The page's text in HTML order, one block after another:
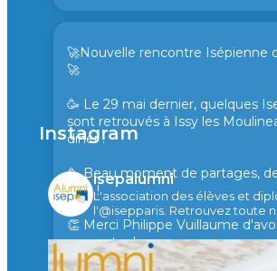
🚀Nouvelle rencontre Isépienne
🚀
🥳 Le 29 mai dernier, quelques
sont retrouvés à Issy les
diner !
🥳 Beau moment de partages,
rires !
👏 Merci Philippe Vuillaume
rencontre !
il y a 2 mois
Instagram
isepalumni
L'association des élèves et
l'@isepparis. Retrouvez toute